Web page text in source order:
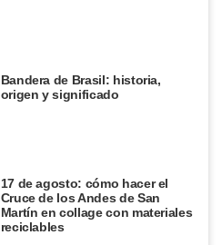
Bandera de Brasil: historia,
origen y significado
17 de agosto: cómo hacer el
Cruce de los Andes de San
Martín en collage con materiales
reciclables